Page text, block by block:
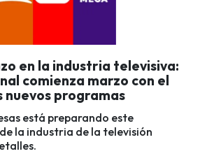
en la industria televisiva:
comienza marzo con el
nuevos programas
está preparando este
la industria de la televisión